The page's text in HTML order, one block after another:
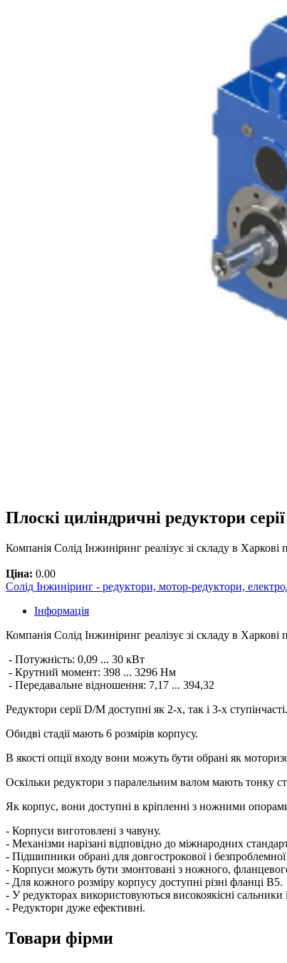
Плоскі циліндричні редуктори
Компанія Солід Інжиніринг реалізує зі складу в
Ціна: 0.00
Солід Інжиніринг - редуктори, мотор-редуктори,
Інформація
Компанія Солід Інжиніринг реалізує зі складу в
- Потужність: 0,09 ... 30 кВт
- Крутний момент: 398 ... 3296 Нм
- Передавальне відношення: 7,17 ... 394,32
Редуктори серії D/M доступні як 2-х, так і 3-х ступінчасті.
Обидві стадії мають 6 розмірів корпусу.
В якості опції входу вони можуть бути обрані як
Оскільки редуктори з паралельним валом мають тонку
Як корпус, вони доступні в кріпленні з ножними
- Корпуси виготовлені з чавуну.
- Механізми нарізані відповідно до міжнародних
- Підшипники обрані для довгострокової і безпроблемної
- Корпуси можуть бути змонтовані з ножного,
- Для кожного розміру корпусу доступні різні фланці B5.
- У редукторах використовуються високоякісні сальники
- Редуктори дуже ефективні.
Товари фірми